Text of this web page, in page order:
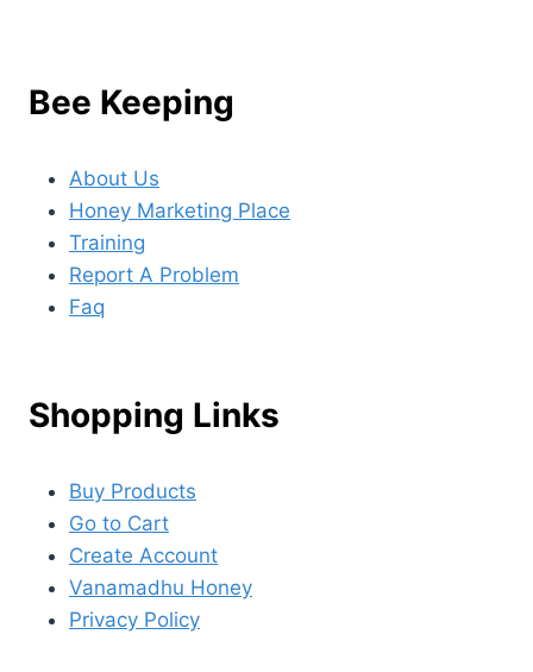
Bee Keeping
About Us
Honey Marketing Place
Training
Report A Problem
Faq
Shopping Links
Buy Products
Go to Cart
Create Account
Vanamadhu Honey
Privacy Policy